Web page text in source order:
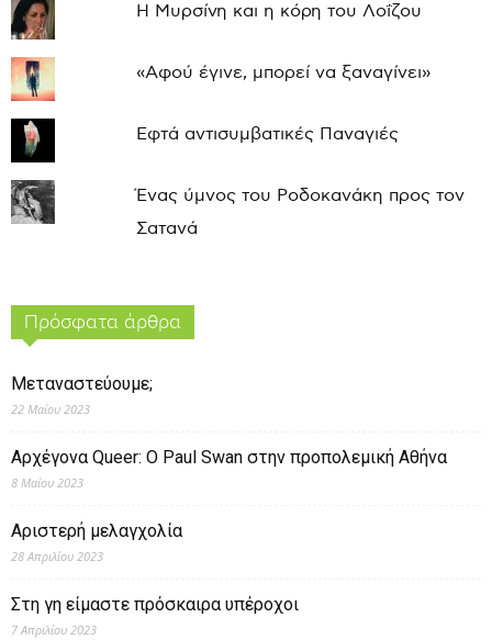
Η Μυρσίνη και η κόρη του Λοΐζου
«Αφού έγινε, μπορεί να ξαναγίνει»
Εφτά αντισυμβατικές Παναγιές
Ένας ύμνος του Ροδοκανάκη προς τον
Σατανά
Πρόσφατα άρθρα
Μεταναστεύουμε;
22 Μαΐου 2023
Αρχέγονα Queer: O Paul Swan στην προπολεμική Αθήνα
8 Μαΐου 2023
Αριστερή μελαγχολία
28 Απριλίου 2023
Στη γη είμαστε πρόσκαιρα υπέροχοι
7 Απριλίου 2023